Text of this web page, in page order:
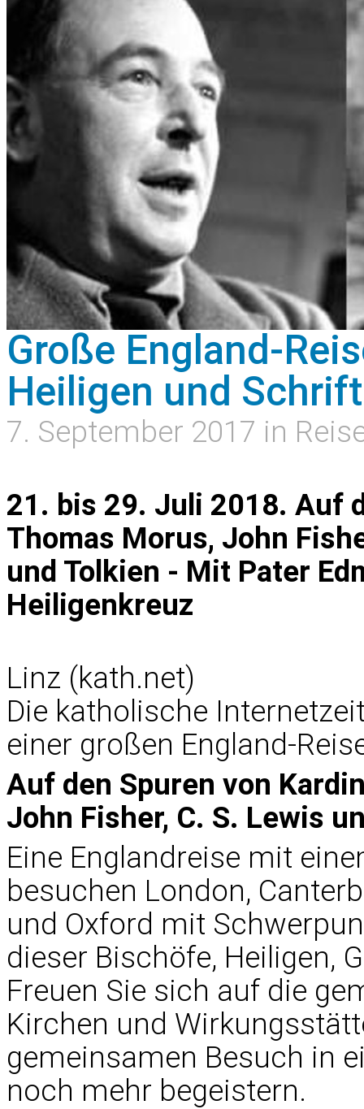
Große England-
Heiligen und
7. September 2017 in
21. bis 29. Juli 2018. Auf
Thomas Morus, John
und Tolkien - Mit Pater
Heiligenkreuz
Linz (kath.net)
Die katholische
einer großen England-
Auf den Spuren von
John Fisher, C. S. Lewis
Eine Englandreise mit
besuchen London,
und Oxford mit
dieser Bischöfe, Heiligen,
Freuen Sie sich auf die
Kirchen und
gemeinsamen Besuch in
noch mehr begeistern.